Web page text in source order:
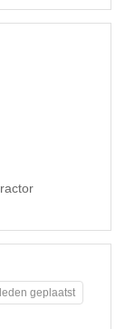
geplaatst